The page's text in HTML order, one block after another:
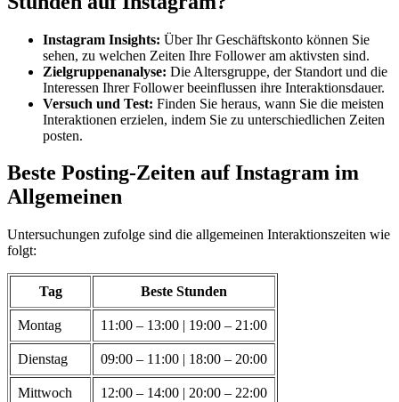
Instagram Insights: Über Ihr Geschäftskonto können Sie
sehen, zu welchen Zeiten Ihre Follower am aktivsten sind.
Zielgruppenanalyse: Die Altersgruppe, der Standort und die
Interessen Ihrer Follower beeinflussen ihre Interaktionsdauer.
Versuch und Test: Finden Sie heraus, wann Sie die meisten
Interaktionen erzielen, indem Sie zu unterschiedlichen Zeiten
posten.
Beste Posting-Zeiten auf Instagram im
Allgemeinen
Untersuchungen zufolge sind die allgemeinen Interaktionszeiten wie
folgt:
Tag Beste Stunden
Montag 11:00 – 13:00 | 19:00 – 21:00
Dienstag 09:00 – 11:00 | 18:00 – 20:00
Mittwoch 12:00 – 14:00 | 20:00 – 22:00